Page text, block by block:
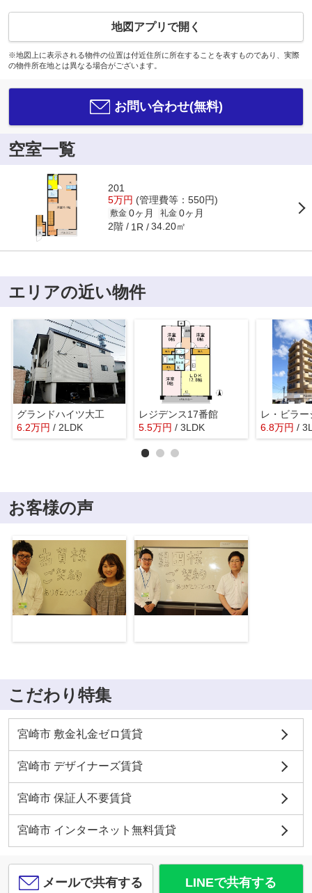
地図アプリで開く
※地図上に表示される物件の位置は付近住所に所在することを表すものであり、実際
の物件所在地とは異なる場合がございます。
お問い合わせ(無料)
空室一覧
201
5万円 (管理費等：550円)
敷金 0ヶ月 礼金 0ヶ月
2階 1R 34.20㎡
エリアの近い物件
グランドハイツ大工
6.2万円 / 2LDK
レジデンス17番館
5.5万円 / 3LDK
レ・ビラー
6.8万円 /
お客様の声
こだわり特集
宮崎市 敷金礼金ゼロ賃貸
宮崎市 デザイナーズ賃貸
宮崎市 保証人不要賃貸
宮崎市 インターネット無料賃貸
メールで共有する LINEで共有する